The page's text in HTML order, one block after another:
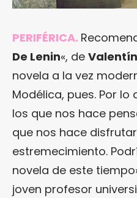
PERIFÉRICA.
De Lenin«, de
novela a la vez
Modélica, pues. Por
los que nos hace
que nos hace
estremecimiento.
novela de este
joven profesor